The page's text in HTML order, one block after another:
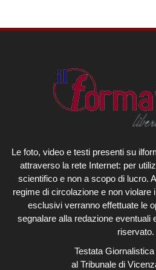
Le foto, video e testi presenti su
attraverso la rete Internet: per
scientifico e non a scopo di lucro.
regime di circolazione e non violare
esclusivi verranno effettuate le
segnalare alla redazione eventuali
riservato.
Testata
al Tribunale di